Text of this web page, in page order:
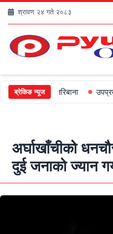
श्रावण २४ गते २०८३
ब्रेकिङ न्यूज
५०० जरिबाना उपप्रमुख रानासँगै
अर्घाखाँचीको
दुई जनाको ज्यान